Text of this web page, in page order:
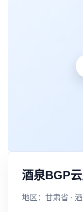
酒泉BGP
地区：甘肃省 ·